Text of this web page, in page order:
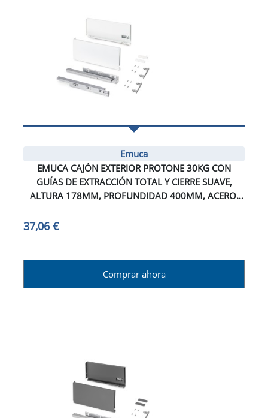
Emuca
EMUCA CAJÓN EXTERIOR PROTONE 30KG CON
GUÍAS DE EXTRACCIÓN TOTAL Y CIERRE SUAVE,
ALTURA 178MM, PROFUNDIDAD 400MM, ACERO,
37,06 €
Comprar ahora